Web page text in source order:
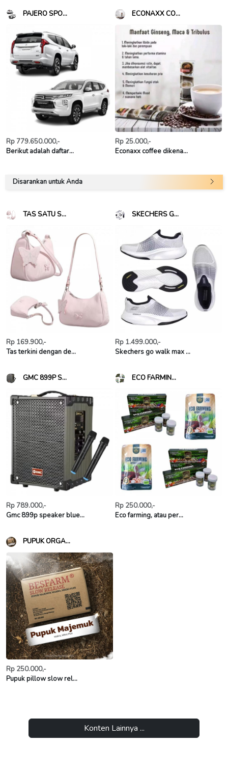
PAJERO SPO...
Rp 779.650.000,-
Berikut adalah daftar...
ECONAXX CO...
Rp 25.000,-
Econaxx coffee dikena...
Disarankan untuk Anda
TAS SATU S...
Rp 169.900,-
Tas terkini dengan de...
SKECHERS G...
Rp 1.499.000,-
Skechers go walk max ...
GMC 899P S...
Rp 789.000,-
Gmc 899p speaker blue...
ECO FARMIN...
Rp 250.000,-
Eco farming, atau per...
PUPUK ORGA...
Rp 250.000,-
Pupuk pillow slow rel...
Konten Lainnya ...